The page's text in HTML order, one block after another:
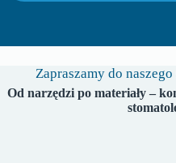
Zapraszamy do
Od narzędzi po materiały –